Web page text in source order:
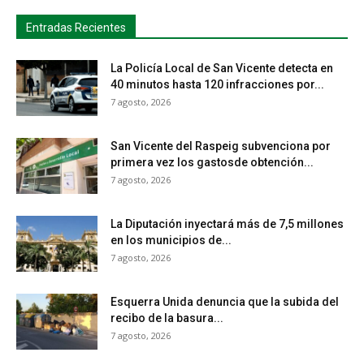
Entradas Recientes
La Policía Local de San Vicente detecta en
40 minutos hasta 120 infracciones por...
7 agosto, 2026
San Vicente del Raspeig subvenciona por
primera vez los gastosde obtención...
7 agosto, 2026
La Diputación inyectará más de 7,5 millones
en los municipios de...
7 agosto, 2026
Esquerra Unida denuncia que la subida del
recibo de la basura...
7 agosto, 2026